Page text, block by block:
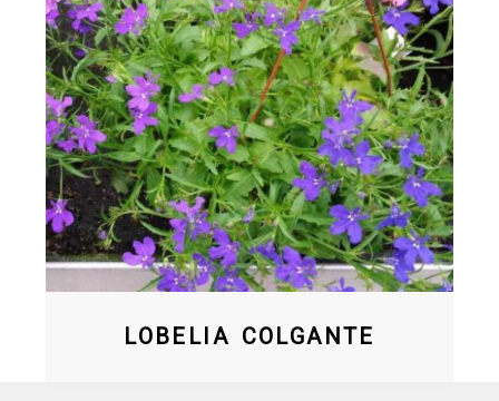
LOBELIA COLGANTE